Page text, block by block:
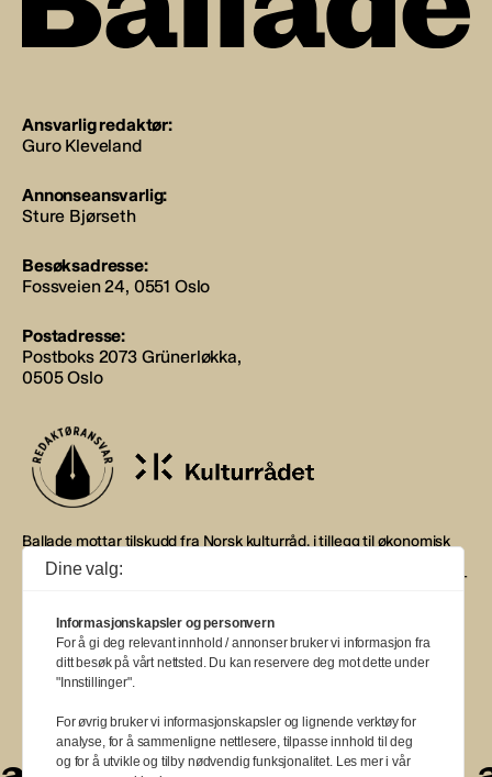
Ansvarlig redaktør:
Guro Kleveland
Annonseansvarlig:
Sture Bjørseth
Besøksadresse:
Fossveien 24, 0551 Oslo
Postadresse:
Postboks 2073 Grünerløkka,
0505 Oslo
Ballade mottar tilskudd fra Norsk kulturråd, i tillegg til økonomisk
støtte fra eierne NOPA, Norsk komponistforening og
Musikkforleggerne. Ballade drives etter Redaktør- og Vær Varsom-
BALLADE — NORGES MUSIKKMAGASIN
Dine valg:
Informasjonskapsler og personvern
For å gi deg relevant innhold / annonser bruker vi informasjon fra
ditt besøk på vårt nettsted. Du kan reservere deg mot dette under
"Innstillinger".
For øvrig bruker vi informasjonskapsler og lignende verktøy for
analyse, for å sammenligne nettlesere, tilpasse innhold til deg
og for å utvikle og tilby nødvendig funksjonalitet. Les mer i vår